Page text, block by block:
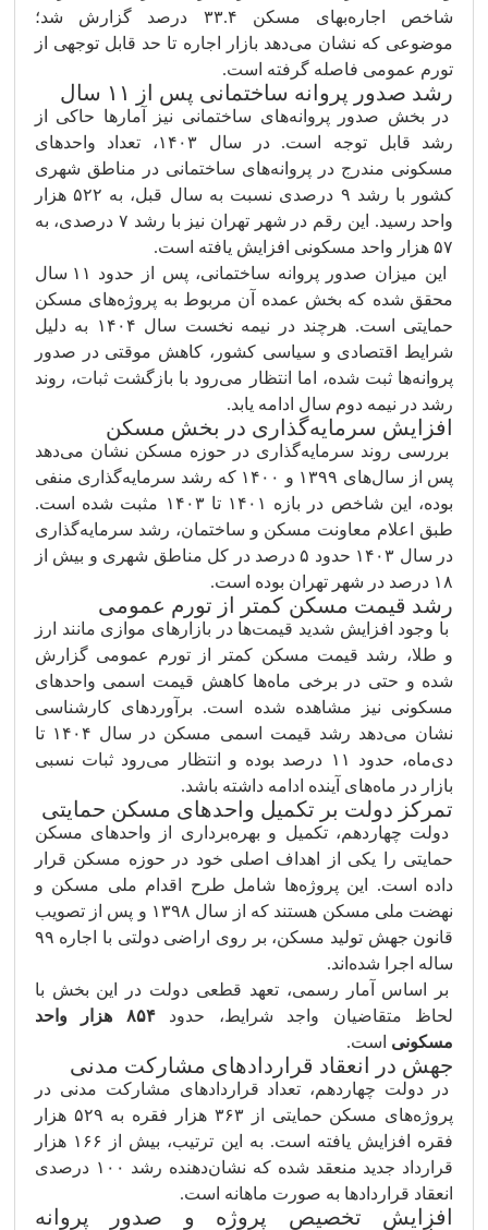
شاخص اجاره‌بهای مسکن ۳۳.۴ درصد گزارش شد؛
موضوعی که نشان می‌دهد بازار اجاره تا حد قابل توجهی از
تورم عمومی فاصله گرفته است.
رشد صدور پروانه ساختمانی پس از ۱۱ سال
در بخش صدور پروانه‌های ساختمانی نیز آمارها حاکی از
رشد قابل توجه است. در سال ۱۴۰۳، تعداد واحدهای
مسکونی مندرج در پروانه‌های ساختمانی در مناطق شهری
کشور با رشد ۹ درصدی نسبت به سال قبل، به ۵۲۲ هزار
واحد رسید. این رقم در شهر تهران نیز با رشد ۷ درصدی، به
۵۷ هزار واحد مسکونی افزایش یافته است.
این میزان صدور پروانه ساختمانی، پس از حدود ۱۱ سال
محقق شده که بخش عمده آن مربوط به پروژه‌های مسکن
حمایتی است. هرچند در نیمه نخست سال ۱۴۰۴ به دلیل
شرایط اقتصادی و سیاسی کشور، کاهش موقتی در صدور
پروانه‌ها ثبت شده، اما انتظار می‌رود با بازگشت ثبات، روند
رشد در نیمه دوم سال ادامه یابد.
افزایش سرمایه‌گذاری در بخش مسکن
بررسی روند سرمایه‌گذاری در حوزه مسکن نشان می‌دهد
پس از سال‌های ۱۳۹۹ و ۱۴۰۰ که رشد سرمایه‌گذاری منفی
بوده، این شاخص در بازه ۱۴۰۱ تا ۱۴۰۳ مثبت شده است.
طبق اعلام معاونت مسکن و ساختمان، رشد سرمایه‌گذاری
در سال ۱۴۰۳ حدود ۵ درصد در کل مناطق شهری و بیش از
۱۸ درصد در شهر تهران بوده است.
رشد قیمت مسکن کمتر از تورم عمومی
با وجود افزایش شدید قیمت‌ها در بازارهای موازی مانند ارز
و طلا، رشد قیمت مسکن کمتر از تورم عمومی گزارش
شده و حتی در برخی ماه‌ها کاهش قیمت اسمی واحدهای
مسکونی نیز مشاهده شده است. برآوردهای کارشناسی
نشان می‌دهد رشد قیمت اسمی مسکن در سال ۱۴۰۴ تا
دی‌ماه، حدود ۱۱ درصد بوده و انتظار می‌رود ثبات نسبی
بازار در ماه‌های آینده ادامه داشته باشد.
تمرکز دولت بر تکمیل واحدهای مسکن حمایتی
دولت چهاردهم، تکمیل و بهره‌برداری از واحدهای مسکن
حمایتی را یکی از اهداف اصلی خود در حوزه مسکن قرار
داده است. این پروژه‌ها شامل طرح اقدام ملی مسکن و
نهضت ملی مسکن هستند که از سال ۱۳۹۸ و پس از تصویب
قانون جهش تولید مسکن، بر روی اراضی دولتی با اجاره ۹۹
ساله اجرا شده‌اند.
بر اساس آمار رسمی، تعهد قطعی دولت در این بخش با
لحاظ متقاضیان واجد شرایط، حدود
۸۵۴ هزار واحد
مسکونی است.
جهش در انعقاد قراردادهای مشارکت مدنی
در دولت چهاردهم، تعداد قراردادهای مشارکت مدنی در
پروژه‌های مسکن حمایتی از ۳۶۳ هزار فقره به ۵۲۹ هزار
فقره افزایش یافته است. به این ترتیب، بیش از ۱۶۶ هزار
قرارداد جدید منعقد شده که نشان‌دهنده رشد ۱۰۰ درصدی
انعقاد قراردادها به صورت ماهانه است.
افزایش تخصیص پروژه و صدور پروانه